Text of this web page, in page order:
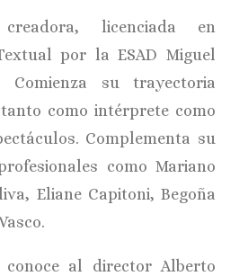
licenciada en
por la ESAD Miguel
Comienza su trayectoria
como intérprete como
Complementa su
como Mariano
Eliane Capitoni, Begoña
conoce al director Alberto